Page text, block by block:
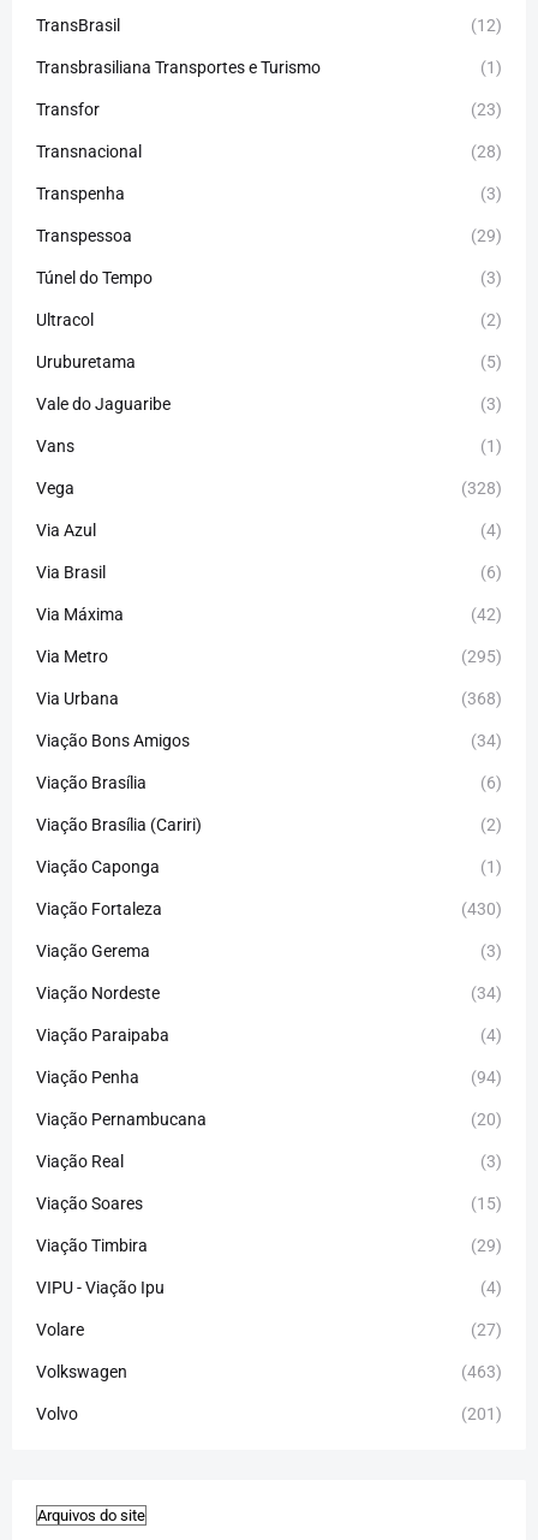
TransBrasil (12)
Transbrasiliana Transportes e Turismo (1)
Transfor (23)
Transnacional (28)
Transpenha (3)
Transpessoa (29)
Túnel do Tempo (3)
Ultracol (2)
Uruburetama (5)
Vale do Jaguaribe (3)
Vans (1)
Vega (328)
Via Azul (4)
Via Brasil (6)
Via Máxima (42)
Via Metro (295)
Via Urbana (368)
Viação Bons Amigos (34)
Viação Brasília (6)
Viação Brasília (Cariri) (2)
Viação Caponga (1)
Viação Fortaleza (430)
Viação Gerema (3)
Viação Nordeste (34)
Viação Paraipaba (4)
Viação Penha (94)
Viação Pernambucana (20)
Viação Real (3)
Viação Soares (15)
Viação Timbira (29)
VIPU - Viação Ipu (4)
Volare (27)
Volkswagen (463)
Volvo (201)